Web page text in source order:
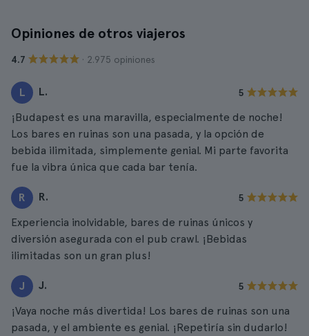
Opiniones de otros viajeros
4.7 · 2.975 opiniones
L L. 5
¡Budapest es una maravilla, especialmente de noche!
Los bares en ruinas son una pasada, y la opción de
bebida ilimitada, simplemente genial. Mi parte favorita
fue la vibra única que cada bar tenía.
R R. 5
Experiencia inolvidable, bares de ruinas únicos y
diversión asegurada con el pub crawl. ¡Bebidas
ilimitadas son un gran plus!
J J. 5
¡Vaya noche más divertida! Los bares de ruinas son una
pasada, y el ambiente es genial. ¡Repetiría sin dudarlo!